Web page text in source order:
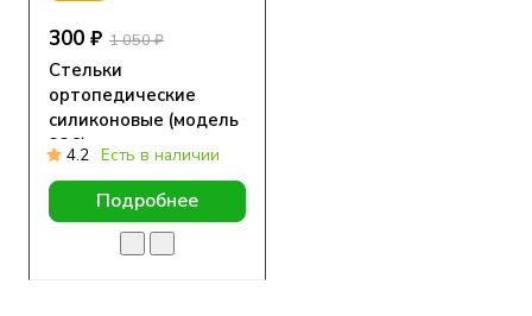
300 ₽ 1 050 ₽
Стельки
ортопедические
силиконовые (модель
336)
4.2 Есть в наличии
Подробнее